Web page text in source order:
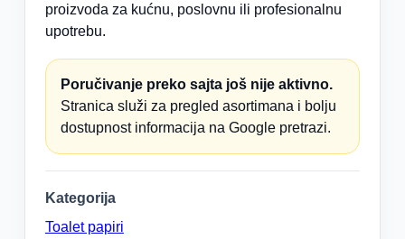
proizvoda za kućnu, poslovnu ili profesionalnu
upotrebu.
Poručivanje preko sajta još nije aktivno.
Stranica služi za pregled asortimana i bolju
dostupnost informacija na Google pretrazi.
Kategorija
Toalet papiri